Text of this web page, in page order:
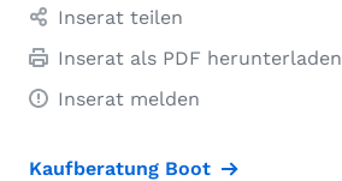
Inserat teilen
Inserat als PDF herunterladen
Inserat melden
Kaufberatung Boot